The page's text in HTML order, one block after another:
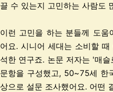
끌 수 있는지 고민하는 사람도
이런 고민을 하는 분들께 도
어요. 시니어 세대는 소비할
석한 연구죠. 논문 저자는 '매
문항을 구성했고, 50~75세 한
상으로 설문 조사했어요. 어떤